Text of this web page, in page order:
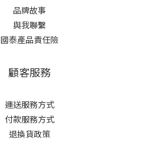
品牌故事
與我聯繫
國泰產品責任險
顧客服務
運送服務方式
付款服務方式
退換貨政策